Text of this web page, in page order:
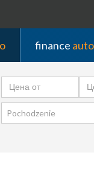
finance auto
Pochodzenie